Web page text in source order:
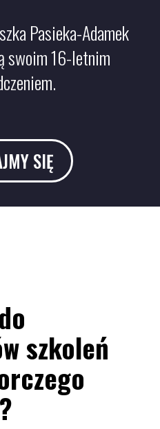
Pasieka-Adamek
swoim 16-letnim
SIĘ
szkoleń